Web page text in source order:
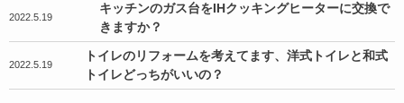
2022.5.19
キッチンのガス台をIHクッキングヒーターに交換で
きますか？
2022.5.19
トイレのリフォームを考えてます、洋式トイレと和式
トイレどっちがいいの？